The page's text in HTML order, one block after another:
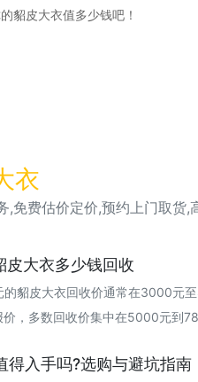
貂皮大衣值多少钱吧！
衣
免费估价定价,预约上门取货,
皮大衣多少钱回收
的貂皮大衣回收价通常在3000元
价，多数回收价集中在5000元到
得入手吗?选购与避坑指南